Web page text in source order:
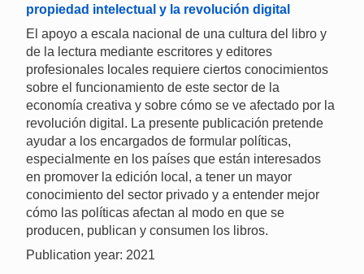
propiedad intelectual y la revolución digital
El apoyo a escala nacional de una cultura del libro y
de la lectura mediante escritores y editores
profesionales locales requiere ciertos conocimientos
sobre el funcionamiento de este sector de la
economía creativa y sobre cómo se ve afectado por la
revolución digital. La presente publicación pretende
ayudar a los encargados de formular políticas,
especialmente en los países que están interesados
en promover la edición local, a tener un mayor
conocimiento del sector privado y a entender mejor
cómo las políticas afectan al modo en que se
producen, publican y consumen los libros.
Publication year: 2021